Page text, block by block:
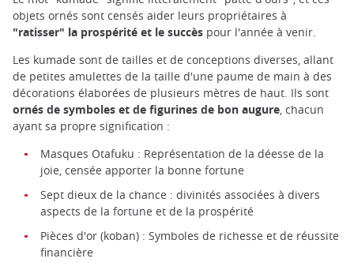
objets ornés sont censés aider leurs propriétaires à
"ratisser" la prospérité et le succès pour l'année à venir.
Les kumade sont de tailles et de conceptions diverses, allant
de petites amulettes de la taille d'une paume de main à des
décorations élaborées de plusieurs mètres de haut. Ils sont
ornés de symboles et de figurines de bon augure , chacun
ayant sa propre signification :
Masques Otafuku : Représentation de la déesse de la
joie, censée apporter la bonne fortune
Sept dieux de la chance : divinités associées à divers
aspects de la fortune et de la prospérité
Pièces d'or (koban) : Symboles de richesse et de réussite
financière